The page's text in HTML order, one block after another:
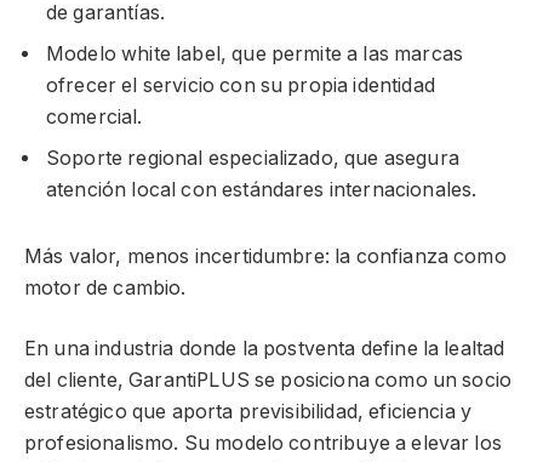
de garantías.
Modelo white label, que permite a las marcas
ofrecer el servicio con su propia identidad
comercial.
Soporte regional especializado, que asegura
atención local con estándares internacionales.
Más valor, menos incertidumbre: la confianza como
motor de cambio.
En una industria donde la postventa define la lealtad
del cliente, GarantiPLUS se posiciona como un socio
estratégico que aporta previsibilidad, eficiencia y
profesionalismo. Su modelo contribuye a elevar los